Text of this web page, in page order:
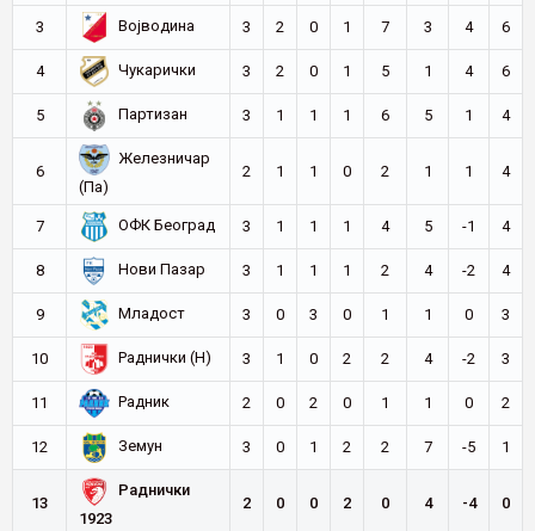
3 Војводина 3 2 0 1 7 3 4 6
4 Чукарички 3 2 0 1 5 1 4 6
5 Партизан 3 1 1 1 6 5 1 4
6
Железничар
(Па)
2 1 1 0 2 1 1 4
7 ОФК Београд 3 1 1 1 4 5 -1 4
8 Нови Пазар 3 1 1 1 2 4 -2 4
9 Младост 3 0 3 0 1 1 0 3
10 Раднички (Н) 3 1 0 2 2 4 -2 3
11 Радник 2 0 2 0 1 1 0 2
12 Земун 3 0 1 2 2 7 -5 1
13
Раднички
1923
2 0 0 2 0 4 -4 0